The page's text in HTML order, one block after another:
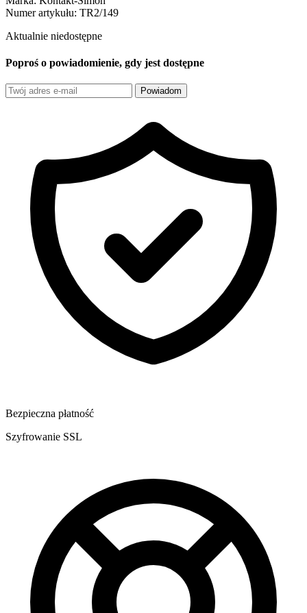
Numer artykułu: TR2/149
Aktualnie niedostępne
Poproś o powiadomienie, gdy jest dostępne
Powiadom
Bezpieczna płatność
Szyfrowanie SSL